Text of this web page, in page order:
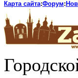
Карта сайта:Форум: